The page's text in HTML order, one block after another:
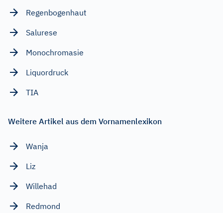
Regenbogenhaut
Salurese
Monochromasie
Liquordruck
TIA
Weitere Artikel aus dem Vornamenlexikon
Wanja
Liz
Willehad
Redmond